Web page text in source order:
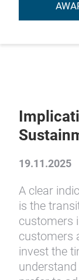
19.11.2025
A clear
is the
customers
customers
invest the